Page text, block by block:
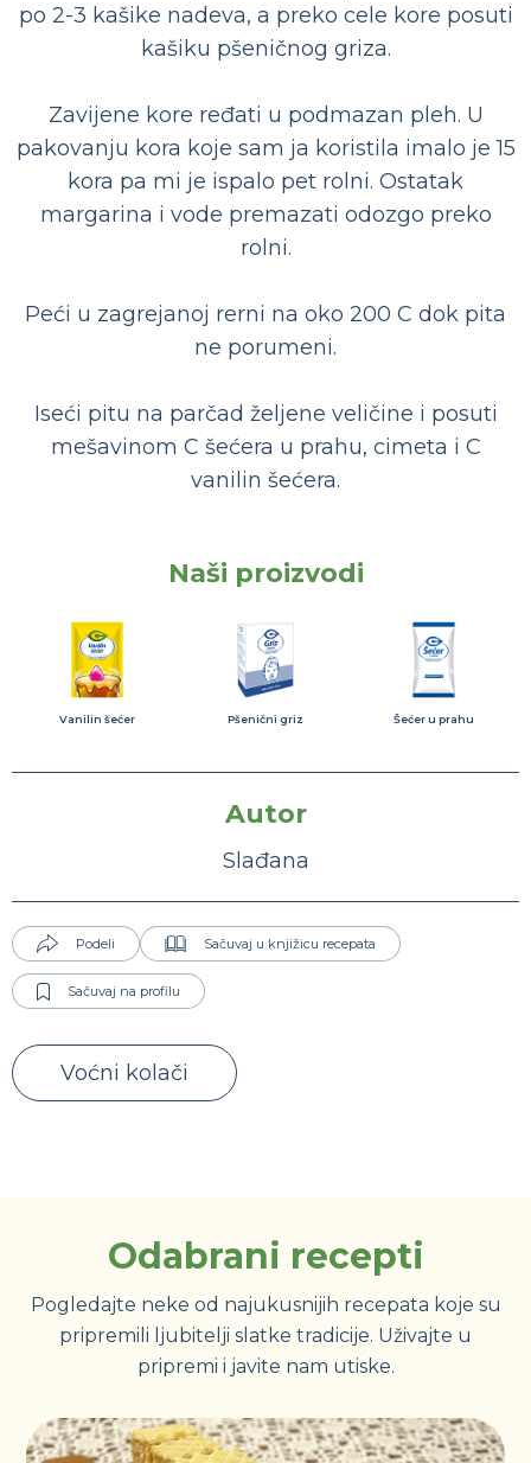
po 2-3 kašike nadeva, a preko cele kore posuti
kašiku pšeničnog griza.
Zavijene kore ređati u podmazan pleh. U
pakovanju kora koje sam ja koristila imalo je 15
kora pa mi je ispalo pet rolni. Ostatak
margarina i vode premazati odozgo preko
rolni.
Peći u zagrejanoj rerni na oko 200 C dok pita
ne porumeni.
Iseći pitu na parčad željene veličine i posuti
mešavinom C šećera u prahu, cimeta i C
vanilin šećera.
Naši proizvodi
Vanilin šećer Pšenični griz Šećer u prahu
Autor
Slađana
Podeli Sačuvaj u knjižicu recepata
Sačuvaj na profilu
Voćni kolači
Odabrani recepti
Pogledajte neke od najukusnijih recepata koje su
pripremili ljubitelji slatke tradicije. Uživajte u
pripremi i javite nam utiske.